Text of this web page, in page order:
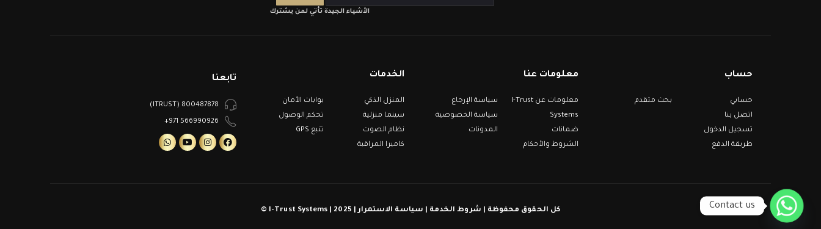
الأشياء الجيدة تأتي لمن يشترك
حساب
حسابي
اتصل بنا
تسجيل الدخول
طريقة الدفع
بحث متقدم
معلومات عنا
معلومات عن I-Trust
Systems
ضمانات
الشروط والأحكام
سياسة الإرجاع
سياسة الخصوصية
المدونات
الخدمات
المنزل الذكي
سينما منزلية
نظام الصوت
كاميرا المراقبة
بوابات الأمان
تحكم الوصول
تتبع GPS
تابعنا
800487878 (ITRUST)
566990926 971+
كل الحقوق محفوظة | شروط الخدمة | سياسة الاستمرار | 2025 | I-Trust Systems © Contact us